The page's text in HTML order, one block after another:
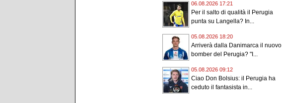
06.08.2026 17:21
Per il salto di qualità il Perugia
punta su Langella? In...
05.08.2026 18:20
Arriverà dalla Danimarca il nuovo
bomber del Perugia? "I...
05.08.2026 09:12
Ciao Don Bolsius: il Perugia ha
ceduto il fantasista in...